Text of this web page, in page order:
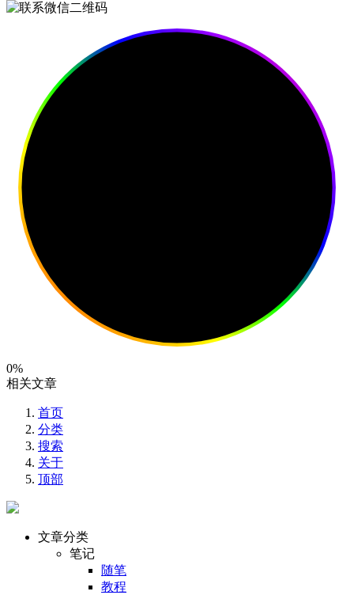
0%
相关文章
首页
分类
搜索
关于
顶部
文章分类
笔记
随笔
教程